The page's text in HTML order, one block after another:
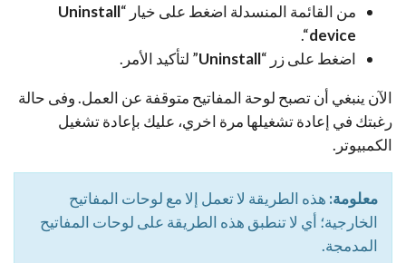
من القائمة المنسدلة اضغط على خيار “Uninstall
device
“.
اضغط على زر “Uninstall” لتأكيد الأمر.
الآن ينبغي أن تصبح لوحة المفاتيح متوقفة عن العمل. وفى حالة
رغبتك في إعادة تشغيلها مرة اخري، عليك بإعادة تشغيل
الكمبيوتر.
معلومة: هذه الطريقة لا تعمل إلا مع لوحات المفاتيح
الخارجية؛ أي لا تنطبق هذه الطريقة على لوحات المفاتيح
المدمجة.